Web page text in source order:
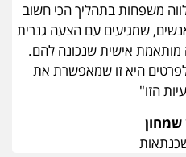
משפחות בתהליך הכי חשוב
שמגיעים עם הצעה גנרית
אישית שנכונה להם.
היא זו שמאפשרת את
הזו"
שמחון